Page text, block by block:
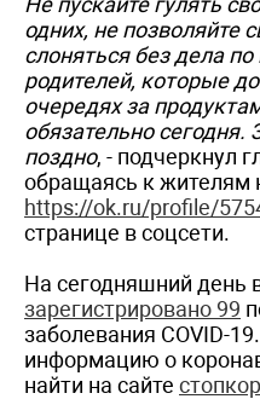
одних, не позволяйте
слоняться без дела по
родителей, которые
очередях за
обязательно
поздно, - подчеркнул
обращаясь к жителям
https://ok.ru/profile/
странице в соцсети.
На сегодняшний день
зарегистрировано 99
заболевания COVID-
информацию о
найти на сайте